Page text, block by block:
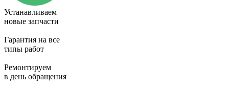
Устанавливаем
новые запчасти
Гарантия на все
типы работ
Ремонтируем
в день обращения